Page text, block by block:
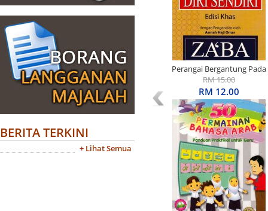
BERITA TERKINI
+ Lihat Semua
Perangai Bergantung Pada
Diri Sendiri Edisi Khas
RM 15.00
RM 12.00